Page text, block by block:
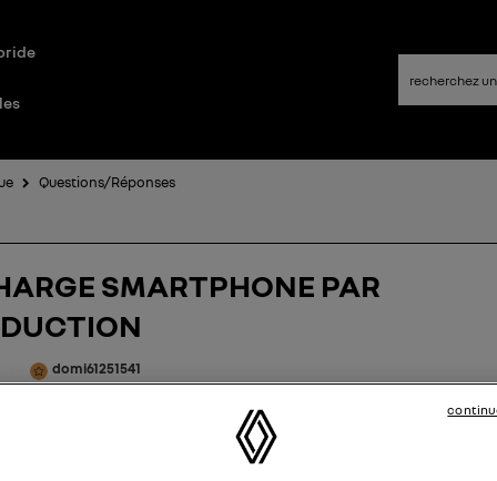
Questions/Réponses
SMARTPHONE PAR
domi61251541
Le28 mai 2025à19:39
SMARTPHONE SAMSUNG série S23 / S24 SONT ILS